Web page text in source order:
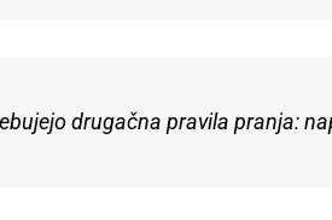
drugačna pravila pranja: